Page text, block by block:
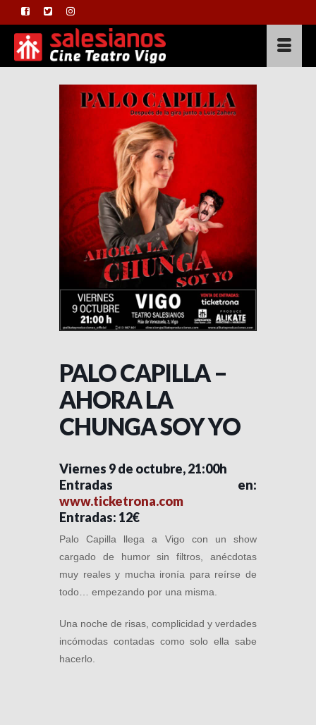
PALO CAPILLA –
AHORA LA
CHUNGA SOY YO
Viernes 9 de octubre, 21:00h
Entradas en:
www.ticketrona.com
Entradas: 12€
Palo Capilla llega a Vigo con un show
cargado de humor sin filtros, anécdotas
muy reales y mucha ironía para reírse de
todo… empezando por una misma.
Una noche de risas, complicidad y verdades
incómodas contadas como solo ella sabe
hacerlo.